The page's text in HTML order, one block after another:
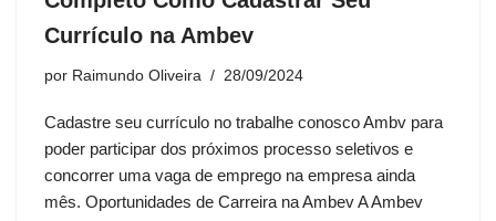
Currículo na Ambev
por Raimundo Oliveira 28/09/2024
Cadastre seu currículo no trabalhe conosco Ambv para
poder participar dos próximos processo seletivos e
concorrer uma vaga de emprego na empresa ainda
mês. Oportunidades de Carreira na Ambev A Ambev